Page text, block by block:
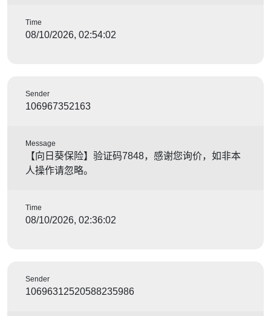
Time
08/10/2026, 02:54:02
Sender
106967352163
Message
【向日葵保险】验证码7848，感谢您询价，如非本
人操作请忽略。
Time
08/10/2026, 02:36:02
Sender
10696312520588235986